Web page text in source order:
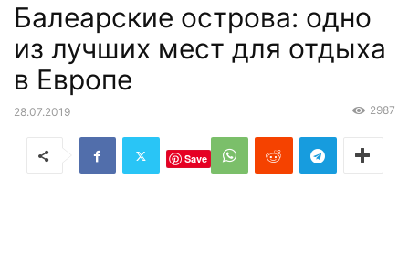
Балеарские острова: одно
из лучших мест для отдыха
в Европе
28.07.2019 2987
Save